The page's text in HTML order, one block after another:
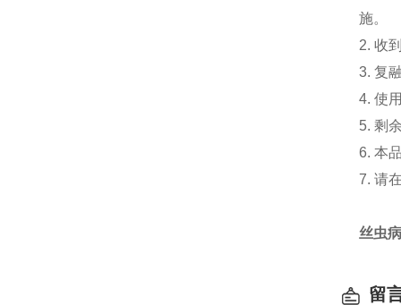
施。
2. 收
3. 复
4. 使
5. 剩
6. 本
7. 请
丝虫
留